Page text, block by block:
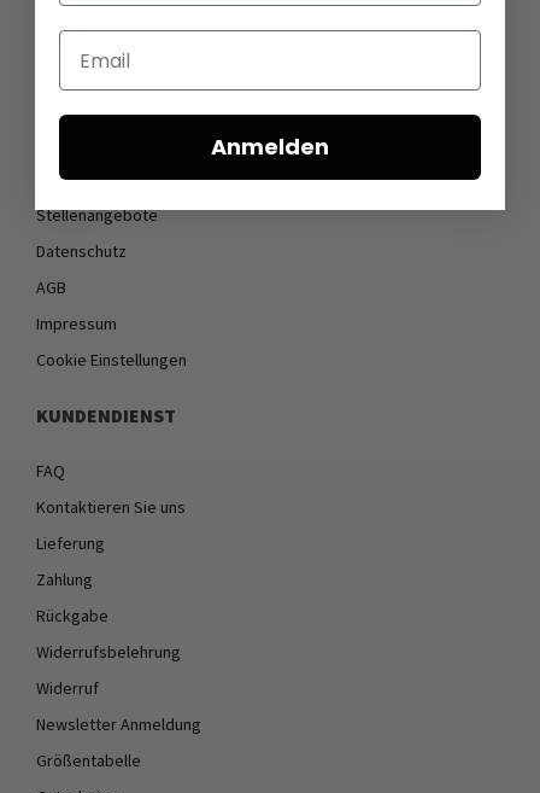
+49 (0)7631 - 7408404
sales@dagmarfischermode.de
ÜBER UNS
Öffnungszeiten
Stellenangebote
Datenschutz
AGB
Impressum
Cookie Einstellungen
KUNDENDIENST
FAQ
Kontaktieren Sie uns
Lieferung
Zahlung
Rückgabe
Widerrufsbelehrung
Widerruf
Newsletter Anmeldung
Größentabelle
Email
Anmelden